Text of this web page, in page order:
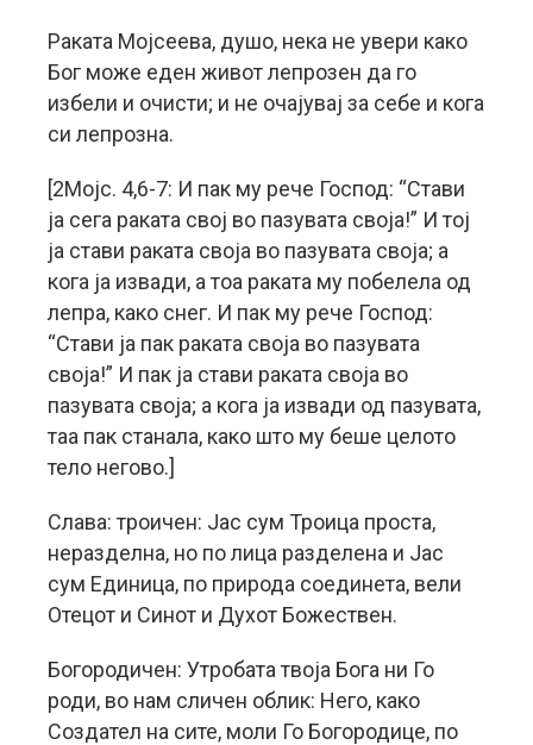
Раката Мојсеева, душо, нека не увери како
Бог може еден живот лепрозен да го
избели и очисти; и не очајувај за себе и кога
си лепрозна.
[2Мојс. 4,6-7: И пак му рече Господ: “Стави
ја сега раката свој во пазувата своја!” И тој
ја стави раката своја во пазувата своја; а
кога ја извади, а тоа раката му побелела од
лепра, како снег. И пак му рече Господ:
“Стави ја пак раката своја во пазувата
своја!” И пак ја стави раката своја во
пазувата своја; а кога ја извади од пазувата,
таа пак станала, како што му беше целото
тело негово.]
Слава: троичен: Јас сум Троица проста,
неразделна, но по лица разделена и Јас
сум Единица, по природа соединета, вели
Отецот и Синот и Духот Божествен.
Богородичен: Утробата твоја Бога ни Го
роди, во нам сличен облик: Него, како
Создател на сите, моли Го Богородице, по